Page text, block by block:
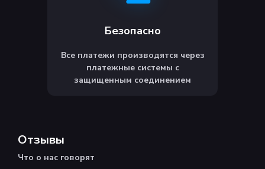
Безопасно
Все платежи производятся через
платежные системы с
защищенным соединением
Отзывы
Что о нас говорят